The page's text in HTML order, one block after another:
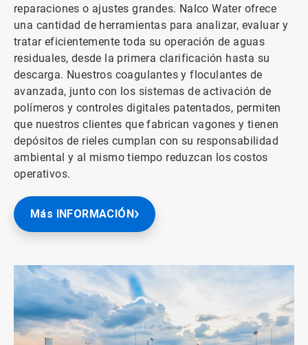
reparaciones o ajustes grandes. Nalco Water ofrece
una cantidad de herramientas para analizar, evaluar y
tratar eficientemente toda su operación de aguas
residuales, desde la primera clarificación hasta su
descarga. Nuestros coagulantes y floculantes de
avanzada, junto con los sistemas de activación de
polímeros y controles digitales patentados, permiten
que nuestros clientes que fabrican vagones y tienen
depósitos de rieles cumplan con su responsabilidad
ambiental y al mismo tiempo reduzcan los costos
operativos.
Más INFORMACIÓN